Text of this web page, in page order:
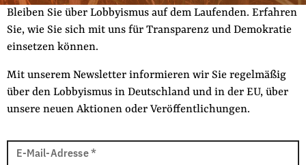
Fördermitglied werden
Jetzt Spenden
Geschenkspende
Bußgelder und Geldauflagen
Projektspende
Testamentsspende
Newsletter
Bleiben Sie über Lobbyismus auf dem Laufenden. Erfahren
Sie, wie Sie sich mit uns für Transparenz und Demokratie
einsetzen können.
Mit unserem Newsletter informieren wir Sie regelmäßig
über den Lobbyismus in Deutschland und in der EU, über
unsere neuen Aktionen oder Veröffentlichungen.
MailE-Mail-Adresse *